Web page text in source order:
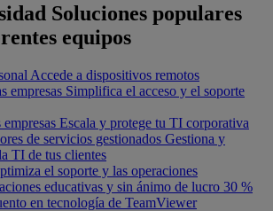
Soluciones populares
equipos
Accede a dispositivos remotos
empresas Simplifica el acceso y el soporte
Escala y protege tu TI corporativa
de servicios gestionados Gestiona y
TI de tus clientes
el soporte y las operaciones
educativas y sin ánimo de lucro 30 %
en tecnología de TeamViewer